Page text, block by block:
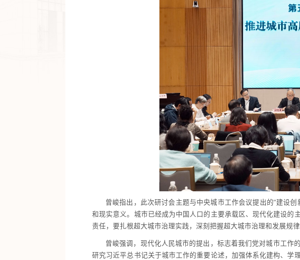
曾峻指出，此次研讨会主题与中央城市工作会议提出的“建设
和现实意义。城市已经成为中国人口的主要承载区、现代化建设
责任，要扎根超大城市治理实践，深刻把握超大城市治理和发展规
曾峻强调，现代化人民城市的提出，标志着我们党对城市工作
研究习近平总书记关于城市工作的重要论述，加强体系化建构、